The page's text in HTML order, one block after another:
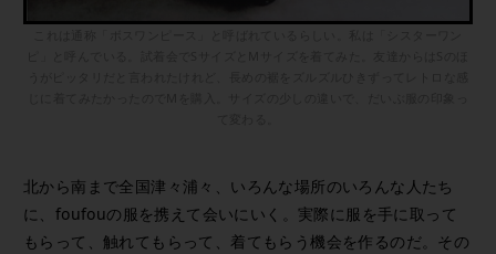
北から南まで全国津々浦々、いろんな場所のいろんな人たち
に、foufouの服を携えて会いにいく。実際に服を手に取って
もらって、触れてもらって、着てもらう機会を作るのだ。その